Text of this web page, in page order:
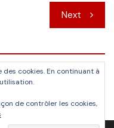
Next
un commentaire.
cookies. En continuant à
de contrôler les cookies,